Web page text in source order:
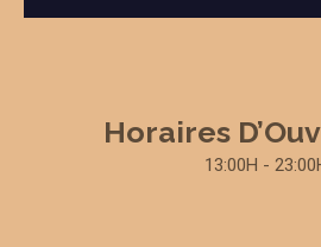
Horaires
13:00H -